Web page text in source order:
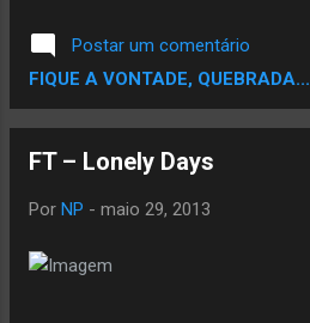
Postar um comentário
FIQUE A VONTADE, QUEBRADA...
FT – Lonely Days
Por NP - maio 29, 2013